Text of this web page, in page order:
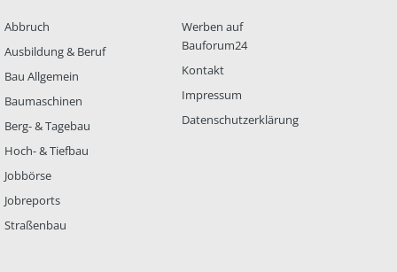
Abbruch
Ausbildung & Beruf
Bau Allgemein
Baumaschinen
Berg- & Tagebau
Hoch- & Tiefbau
Jobbörse
Jobreports
Straßenbau
Werben auf
Bauforum24
Kontakt
Impressum
Datenschutzerklärung